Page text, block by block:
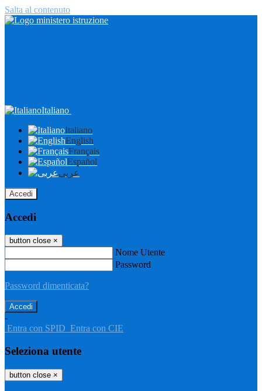
Salta al contenuto
Italiano
Italiano
English
Français
Español
عربى
Accedi
Accedi
button close ×
Nome Utente
Password
Password dimenticata?
-
Entra con SPID Entra con CIE
Seleziona utente
button close ×